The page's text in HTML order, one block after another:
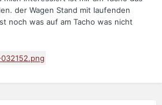
der Wagen Stand mit laufenden
noch was auf am Tacho was nicht